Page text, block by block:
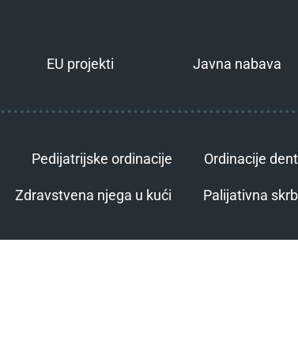
EU projekti Javna nabava
Pedijatrijske ordinacije Ordinacije
Zdravstvena njega u kući Palijativna skrb